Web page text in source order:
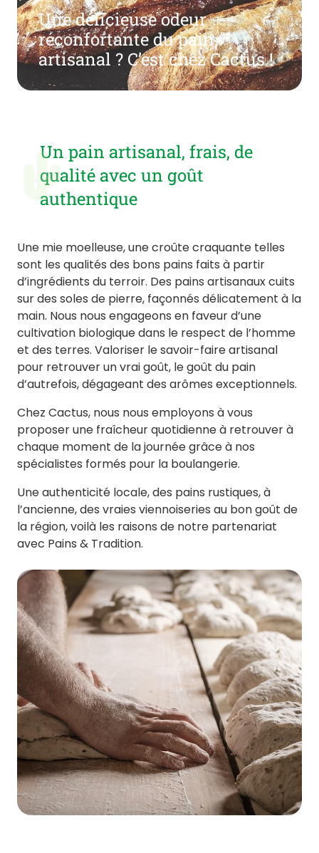
Une délicieuse odeur
réconfortante du pain
artisanal ? C’est chez Cactus !
Un pain artisanal, frais, de
qualité avec un goût
authentique
Une mie moelleuse, une croûte craquante telles
sont les qualités des bons pains faits à partir
d’ingrédients du terroir. Des pains artisanaux cuits
sur des soles de pierre, façonnés délicatement à la
main. Nous nous engageons en faveur d’une
cultivation biologique dans le respect de l’homme
et des terres. Valoriser le savoir-faire artisanal
pour retrouver un vrai goût, le goût du pain
d’autrefois, dégageant des arômes exceptionnels.
Chez Cactus, nous nous employons à vous
proposer une fraîcheur quotidienne à retrouver à
chaque moment de la journée grâce à nos
spécialistes formés pour la boulangerie.
Une authenticité locale, des pains rustiques, à
l’ancienne, des vraies viennoiseries au bon goût de
la région, voilà les raisons de notre partenariat
avec Pains & Tradition.